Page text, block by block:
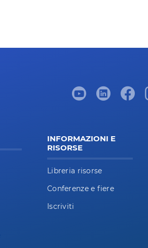
INFORMAZIONI E
RISORSE
Libreria risorse
Conferenze e fiere
Iscriviti